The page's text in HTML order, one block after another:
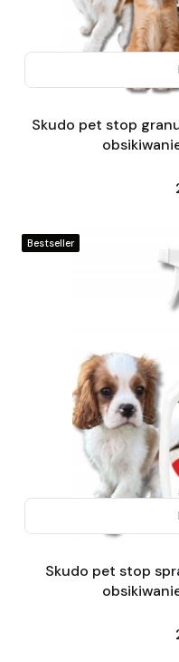
Skudo pet stop
Bestseller
Skudo pet stop